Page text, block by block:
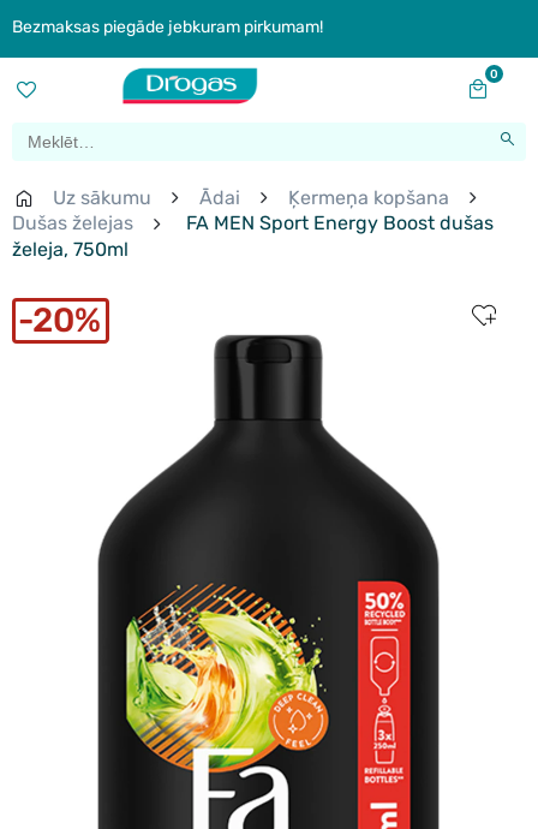
Bezmaksas piegāde jebkuram pirkumam!
0
Uz sākumu Ādai
Ķermeņa kopšana
Dušas želejas
FA MEN Sport Energy Boost dušas
želeja, 750ml
20%